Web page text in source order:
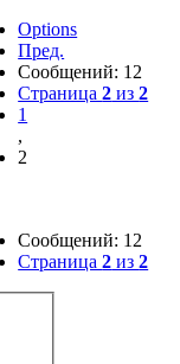
Options
Пред.
Сообщений: 12
Страница2 из2
1
,
2
Сообщений: 12
Страница2 из2